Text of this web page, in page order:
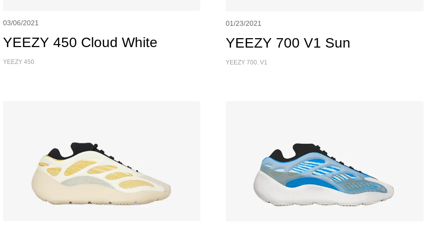
03/06/2021
YEEZY 450 Cloud White
YEEZY 450
01/23/2021
YEEZY 700 V1 Sun
YEEZY 700. V1